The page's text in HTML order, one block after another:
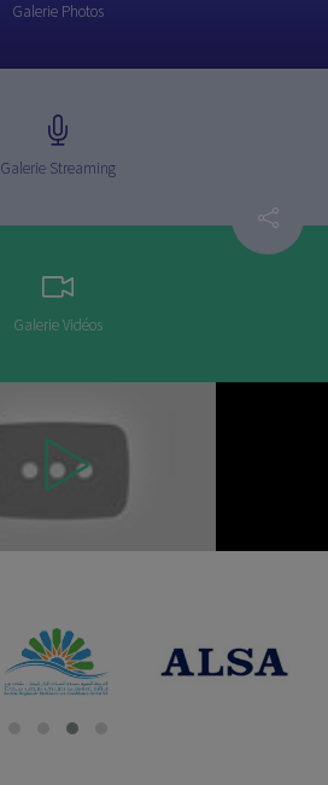
Galerie Photos
Galerie Streaming
Galerie Vidéos